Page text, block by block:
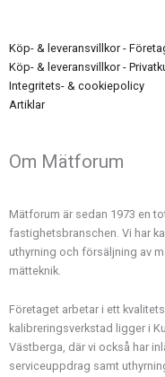
Om Mätforum
Mätforum är sedan 1973 en
fastighetsbranschen. Vi har
uthyrning och försäljning av
mätteknik.
Företaget arbetar i ett
kalibreringsverkstad ligger i
Västberga, där vi också har
serviceuppdrag samt
Köp- & leveransvillkor -
Köp- & leveransvillkor -
Integritets- & cookiepolicy
Artiklar